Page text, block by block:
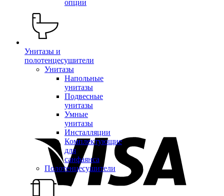
опции
Унитазы и
полотенцесушители
Унитазы
Напольные
унитазы
Подвесные
унитазы
Умные
унитазы
Инсталляции
Комплектующие
для
санфаянса
Полотенцесушители